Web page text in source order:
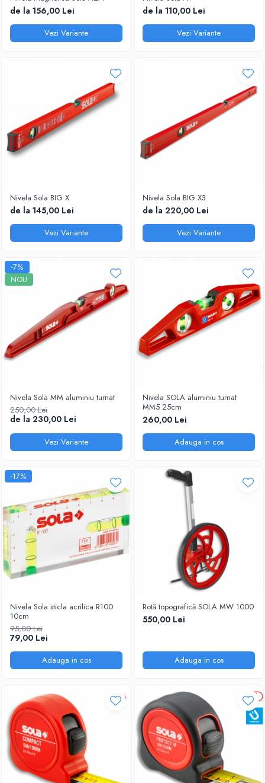
Adezivi placări
Panouri bordurate
Vopsele spray
Scule zidar
Driști și gletiere
de la 156,00 Lei
Vezi Variante
de la 110,00 Lei
Vezi Variante
Nivela Sola BIG X
de la 145,00 Lei
Vezi Variante
Nivela Sola BIG X3
de la 220,00 Lei
Vezi Variante
-7%
NOU
Nivela Sola MM aluminiu turnat
250,00 Lei
de la 230,00 Lei
Vezi Variante
Nivela SOLA aluminiu turnat
MM5 25cm
260,00 Lei
Adauga in cos
-17%
Nivela Sola sticla acrilica R100
10cm
95,00 Lei
79,00 Lei
Adauga in cos
Rotă topografică SOLA MW 1000
550,00 Lei
Adauga in cos